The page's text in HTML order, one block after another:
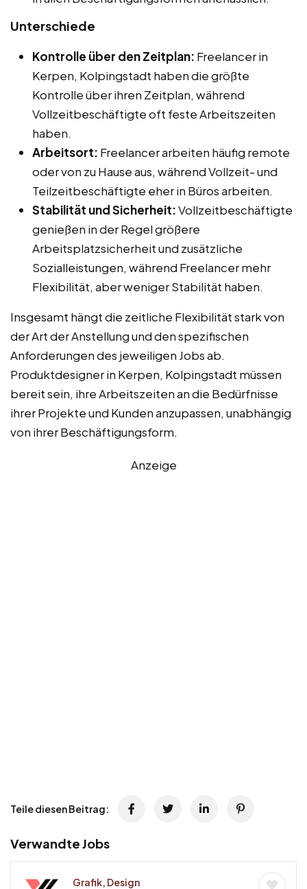
Unterschiede
Kontrolle über den Zeitplan: Freelancer in
Kerpen, Kolpingstadt haben die größte
Kontrolle über ihren Zeitplan, während
Vollzeitbeschäftigte oft feste Arbeitszeiten
haben.
Arbeitsort: Freelancer arbeiten häufig remote
oder von zu Hause aus, während Vollzeit- und
Teilzeitbeschäftigte eher in Büros arbeiten.
Stabilität und Sicherheit:Vollzeitbeschäftigte
genießen in der Regel größere
Arbeitsplatzsicherheit und zusätzliche
Sozialleistungen, während Freelancer mehr
Flexibilität, aber weniger Stabilität haben.
Insgesamt hängt die zeitliche Flexibilität stark von
der Art der Anstellung und den spezifischen
Anforderungen des jeweiligen Jobs ab.
Produktdesigner in Kerpen, Kolpingstadt müssen
bereit sein, ihre Arbeitszeiten an die Bedürfnisse
ihrer Projekte und Kunden anzupassen, unabhängig
von ihrer Beschäftigungsform.
Anzeige
Teile diesen Beitrag:
Verwandte Jobs
Grafik, Design